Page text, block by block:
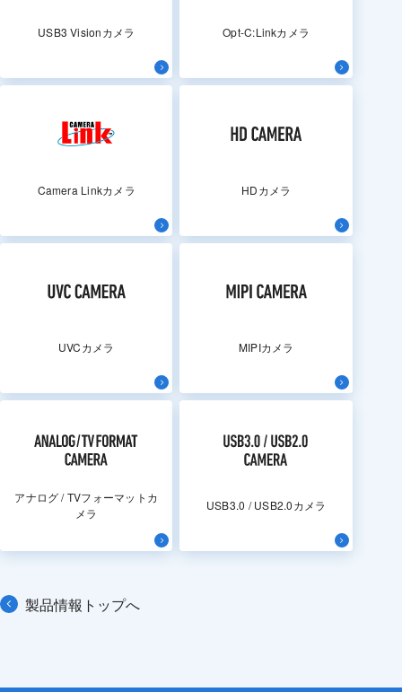
USB3 Visionカメラ Opt-C:Linkカメラ
Camera Linkカメラ HDカメラ
UVCカメラ MIPIカメラ
アナログ / TVフォーマットカ
メラ
USB3.0 / USB2.0カメラ
製品情報トップへ